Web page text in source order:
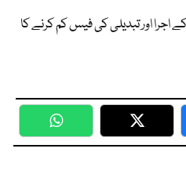
اجرا اور تبدیلی کی فیس کم کرنے کا
WhatsApp Twitter